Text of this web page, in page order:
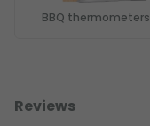
BBQ thermometers
Reviews